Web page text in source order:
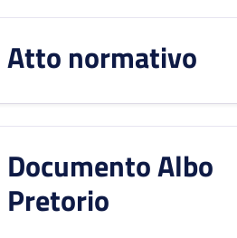
Atto normativo
Documento Albo
Pretorio